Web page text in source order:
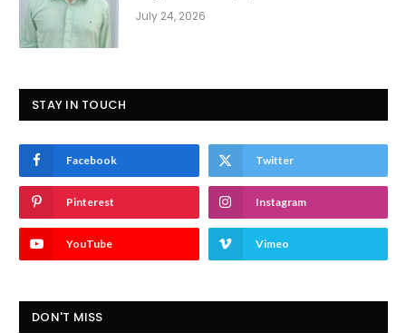
July 24, 2026
STAY IN TOUCH
Facebook Twitter
Pinterest Instagram
YouTube Vimeo
DON'T MISS